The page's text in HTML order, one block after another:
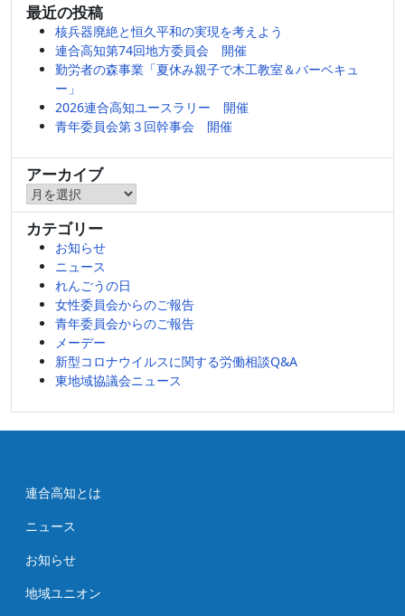
最近の投稿
核兵器廃絶と恒久平和の実現を考えよう
連合高知第74回地方委員会 開催
勤労者の森事業「夏休み親子で木工教室＆バーベキュ
ー」
2026連合高知ユースラリー 開催
青年委員会第３回幹事会 開催
アーカイブ
ア
ー
カ
カテゴリー
お知らせ
ニュース
れんごうの日
女性委員会からのご報告
青年委員会からのご報告
メーデー
新型コロナウイルスに関する労働相談Q&A
東地域協議会ニュース
連合高知とは
ニュース
お知らせ
地域ユニオン